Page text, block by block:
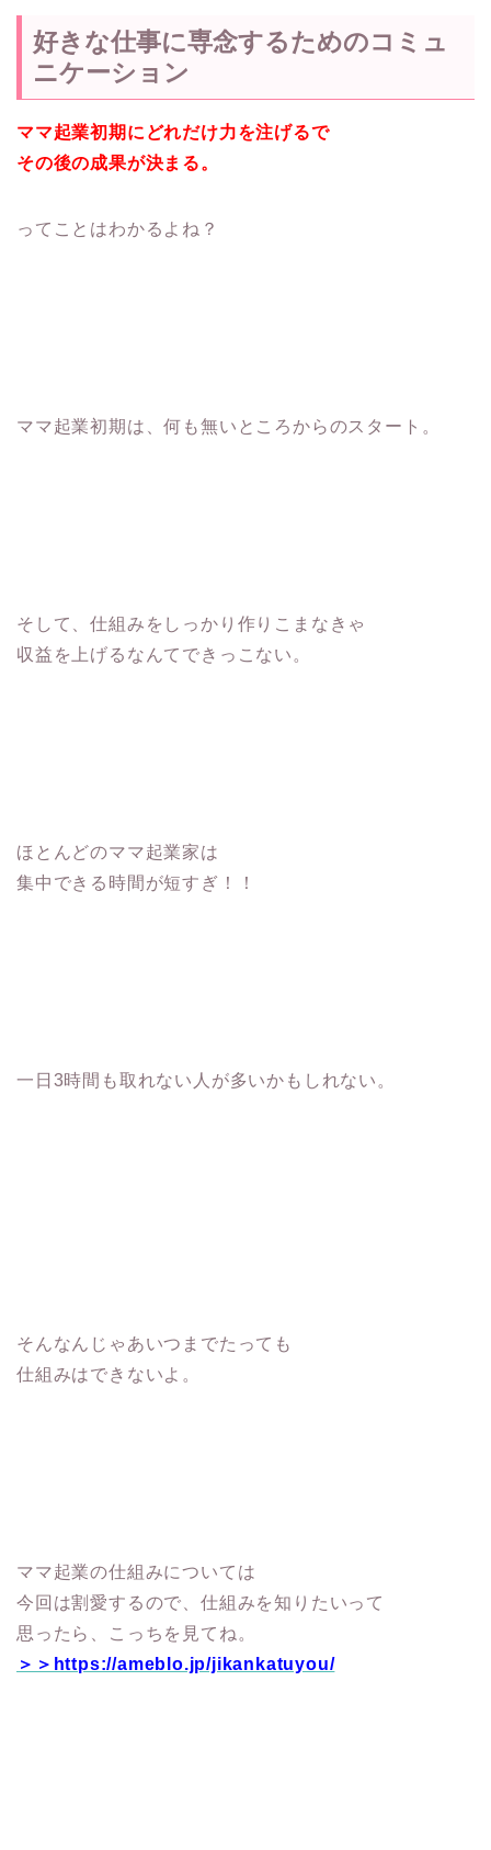
好きな仕事に専念するためのコミュ
ニケーション
ママ起業初期にどれだけ力を注げるで
その後の成果が決まる。
ってことはわかるよね？
ママ起業初期は、何も無いところからのスタート。
そして、仕組みをしっかり作りこまなきゃ
収益を上げるなんてできっこない。
ほとんどのママ起業家は
集中できる時間が短すぎ！！
一日3時間も取れない人が多いかもしれない。
そんなんじゃあいつまでたっても
仕組みはできないよ。
ママ起業の仕組みについては
今回は割愛するので、仕組みを知りたいって
思ったら、こっちを見てね。
＞＞https://ameblo.jp/jikankatuyou/